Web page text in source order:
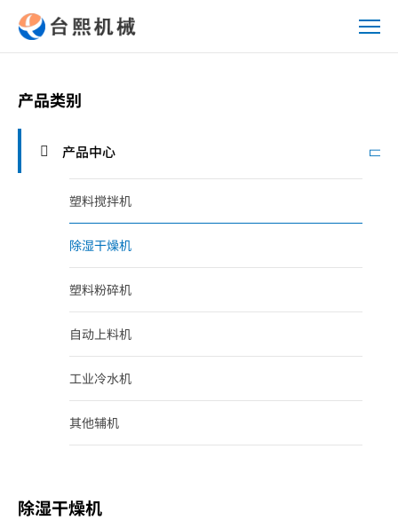
产品类别
产品中心
塑料搅拌机
除湿干燥机
塑料粉碎机
自动上料机
工业冷水机
其他辅机
除湿干燥机